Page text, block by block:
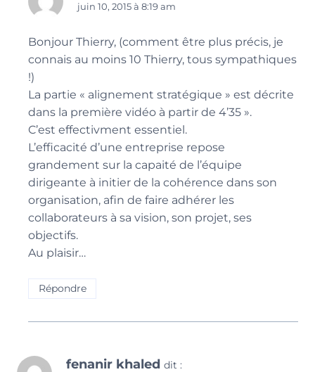
juin 10, 2015 à 8:19 am
Bonjour Thierry, (comment être plus précis, je
connais au moins 10 Thierry, tous sympathiques
!)
La partie « alignement stratégique » est décrite
dans la première vidéo à partir de 4’35 ».
C’est effectivment essentiel.
L’efficacité d’une entreprise repose
grandement sur la capaité de l’équipe
dirigeante à initier de la cohérence dans son
organisation, afin de faire adhérer les
collaborateurs à sa vision, son projet, ses
objectifs.
Au plaisir…
Répondre
fenanir khaled dit :